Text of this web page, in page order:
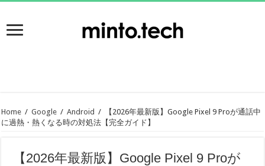
Home / Google / Android /
【2026年最新版】Google Pixel 9 Proが通話中
に過熱・熱くなる時の対処法【完全ガイド】
【2026年最新版】Google Pixel 9 Proが